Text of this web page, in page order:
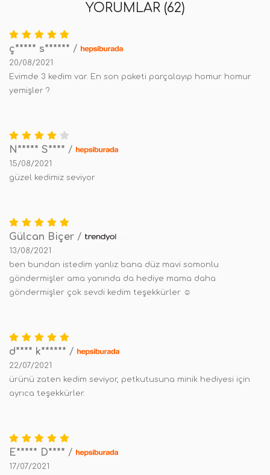
YORUMLAR (62)
ç***** s****** /
20/08/2021
Evimde 3 kedim var. En son paketi parçalayıp homur homur
yemişler ?
N***** S**** /
15/08/2021
güzel kedimiz seviyor
Gülcan Biçer /
13/08/2021
ben bundan istedim yanlız bana düz mavi somonlu
göndermişler ama yanında da hediye mama daha
göndermişler çok sevdi kedim teşekkürler ☺️
d**** k****** /
22/07/2021
ürünü zaten kedim seviyor, petkutusuna minik hediyesi için
ayrıca teşekkürler.
E***** D**** /
17/07/2021